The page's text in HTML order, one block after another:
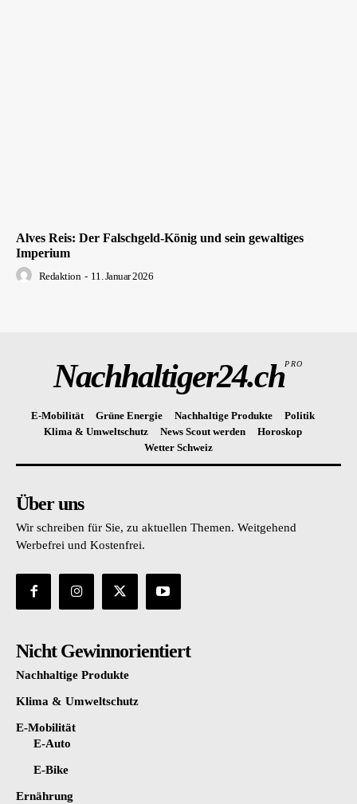
Alves Reis: Der Falschgeld-König und sein gewaltiges
Imperium
Redaktion - 11. Januar 2026
Nachhaltiger24.chPRO
E-Mobilität Grüne Energie Nachhaltige Produkte
Politik
Klima & Umweltschutz
News Scout werden
Horoskop
Wetter Schweiz
Über uns
Wir schreiben für Sie, zu aktuellen Themen. Weitgehend
Werbefrei und Kostenfrei.
Nicht Gewinnorientiert
Nachhaltige Produkte
Klima & Umweltschutz
E-Mobilität
E-Auto
E-Bike
Ernährung